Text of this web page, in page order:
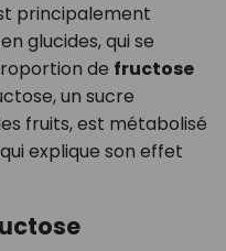
principalement
glucides, qui se
de fructose
un sucre
fruits, est métabolisé
explique son effet